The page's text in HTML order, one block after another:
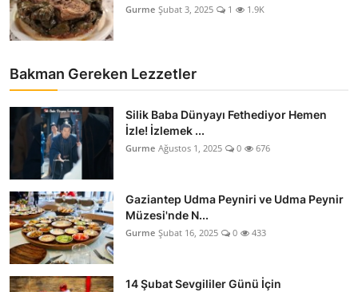
Gurme Şubat 3, 2025 1 1.9K
Bakman Gereken Lezzetler
Silik Baba Dünyayı Fethediyor Hemen
İzle! İzlemek ...
Gurme Ağustos 1, 2025 0 676
Gaziantep Udma Peyniri ve Udma Peynir
Müzesi'nde N...
Gurme Şubat 16, 2025 0 433
14 Şubat Sevgililer Günü İçin